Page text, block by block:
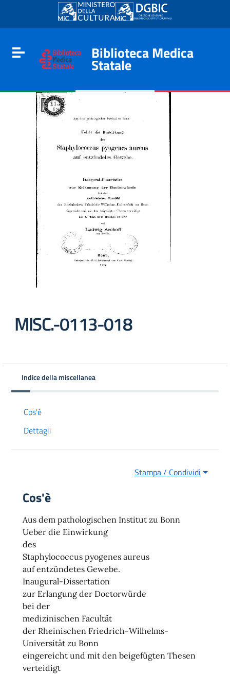
Go to content
Go to the navigation menu
Go to the footer
Toggle navigation
Biblioteca Medica
Statale
MISC.-0113-018
Indice della miscellanea
Cos'è
Dettagli
Stampa / Condividi
Cos'è
Aus dem pathologischen Institut zu Bonn
Ueber die Einwirkung
des
Staphylococcus pyogenes aureus
auf entzündetes Gewebe.
Inaugural-Dissertation
zur Erlangung der Doctorwürde
bei der
medizinischen Facultät
der Rheinischen Friedrich-Wilhelms-
Universität zu Bonn
eingereicht und mit den beigefügten Thesen
verteidigt